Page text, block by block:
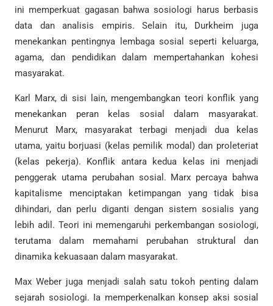
ini memperkuat gagasan bahwa sosiologi harus berbasis
data dan analisis empiris. Selain itu, Durkheim juga
menekankan pentingnya lembaga sosial seperti keluarga,
agama, dan pendidikan dalam mempertahankan kohesi
masyarakat.
Karl Marx, di sisi lain, mengembangkan teori konflik yang
menekankan peran kelas sosial dalam masyarakat.
Menurut Marx, masyarakat terbagi menjadi dua kelas
utama, yaitu borjuasi (kelas pemilik modal) dan proleteriat
(kelas pekerja). Konflik antara kedua kelas ini menjadi
penggerak utama perubahan sosial. Marx percaya bahwa
kapitalisme menciptakan ketimpangan yang tidak bisa
dihindari, dan perlu diganti dengan sistem sosialis yang
lebih adil. Teori ini memengaruhi perkembangan sosiologi,
terutama dalam memahami perubahan struktural dan
dinamika kekuasaan dalam masyarakat.
Max Weber juga menjadi salah satu tokoh penting dalam
sejarah sosiologi. Ia memperkenalkan konsep aksi sosial